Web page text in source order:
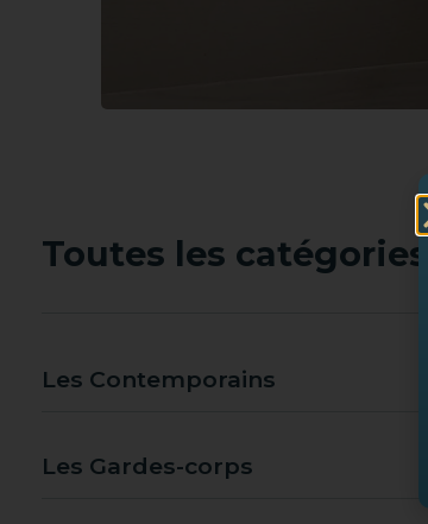
Toutes les catégories :
Les Contemporains
Les Gardes-corps